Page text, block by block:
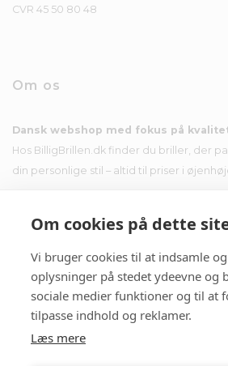
Om cookies på dette
Vi bruger cookies til at indsamle
oplysninger på stedet ydeevne og
sociale medier funktioner og til at
tilpasse indhold og reklamer.
Læs mere
CVR 45 50 80 48
Om os
Dansk webshop med fokus på
Hos BilligBrillen.dk finder du briller, der
din personlige stil – altid til priser i
Nyhedsbrev
Tilmeld dig nyhedsbrevet og få tilbud i